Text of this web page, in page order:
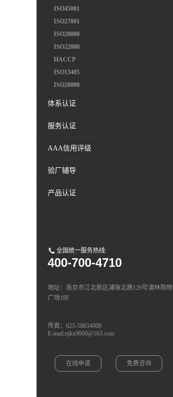
ISO45001
ISO27001
ISO20000
ISO22000
HACCP
ISO13485
ISO28000
体系认证
服务认证
AAA信用评级
验厂辅导
产品认证
全国统一服务热线:
400-700-4710
地址：南京市江北新区浦珠北路126号澳林购物
广场18F
传真：025-58834900
E-mail:njkx9000@163.com
在线申请 免费咨询